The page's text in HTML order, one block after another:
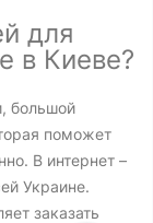
для
в Киеве?
большой
поможет
В интернет –
Украине.
заказать